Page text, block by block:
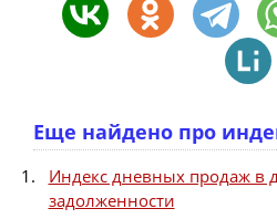
Еще найдено про
Индекс дневных продаж в
задолженности